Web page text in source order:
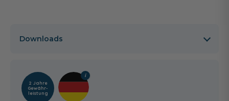
Downloads
2 Jahre
Gewähr­
leistung